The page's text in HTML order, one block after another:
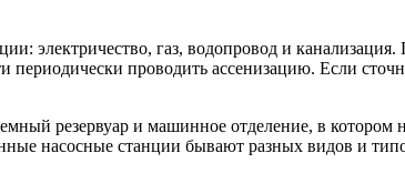
электричество, газ, водопровод и
проводить ассенизацию. Если
резервуар и машинное отделение, в котором
насосные станции бывают разных видов и